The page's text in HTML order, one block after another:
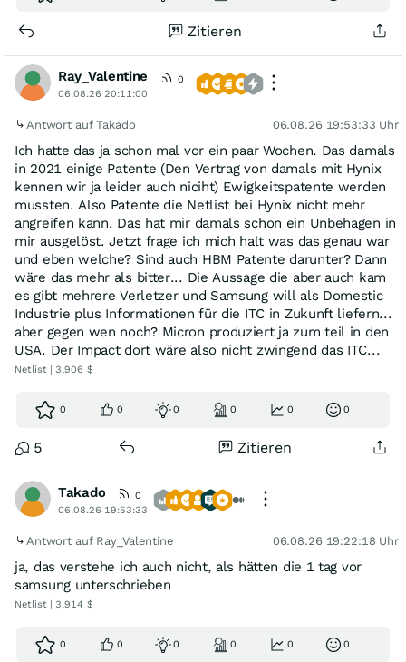
Zitieren
Ray_Valentine
0
06.08.26 20:11:00
Antwort auf Takado 06.08.26 19:53:33 Uhr
Ich hatte das ja schon mal vor ein paar Wochen. Das damals
in 2021 einige Patente (Den Vertrag von damals mit Hynix
kennen wir ja leider auch niciht) Ewigkeitspatente werden
mussten. Also Patente die Netlist bei Hynix nicht mehr
angreifen kann. Das hat mir damals schon ein Unbehagen in
mir ausgelöst. Jetzt frage ich mich halt was das genau war
und eben welche? Sind auch HBM Patente darunter? Dann
wäre das mehr als bitter... Die Aussage die aber auch kam
es gibt mehrere Verletzer und Samsung will als Domestic
Industrie plus Informationen für die ITC in Zukunft liefern...
aber gegen wen noch? Micron produziert ja zum teil in den
USA. Der Impact dort wäre also nicht zwingend das ITC...
Netlist | 3,906 $
0 0 0 0 0 0
5 Zitieren
Takado
0
06.08.26 19:53:33
Antwort auf Ray_Valentine 06.08.26 19:22:18 Uhr
ja, das verstehe ich auch nicht, als hätten die 1 tag vor
samsung unterschrieben
Netlist | 3,914 $
0 0 0 0 0 0